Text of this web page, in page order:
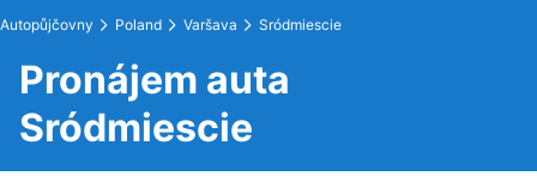
Autopůjčovny Poland Varšava Sródmiescie
Pronájem auta
Sródmiescie